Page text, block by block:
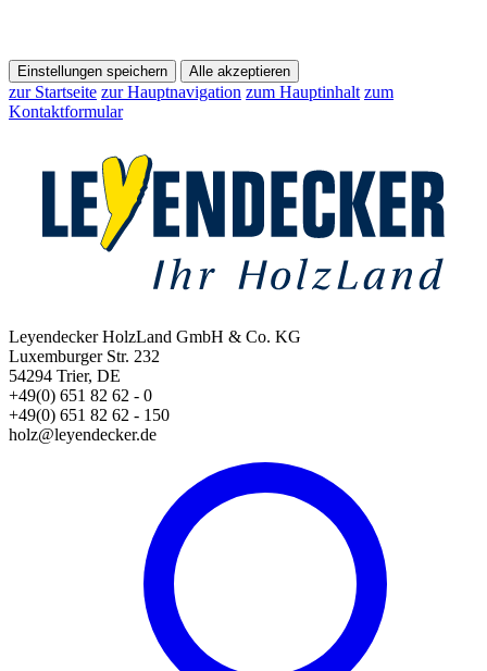
Einstellungen speichern Alle akzeptieren
zur Startseite zur Hauptnavigation zum Hauptinhalt zum
Kontaktformular
Leyendecker HolzLand GmbH & Co. KG
Luxemburger Str. 232
54294 Trier, DE
+49(0) 651 82 62 - 0
+49(0) 651 82 62 - 150
holz@leyendecker.de